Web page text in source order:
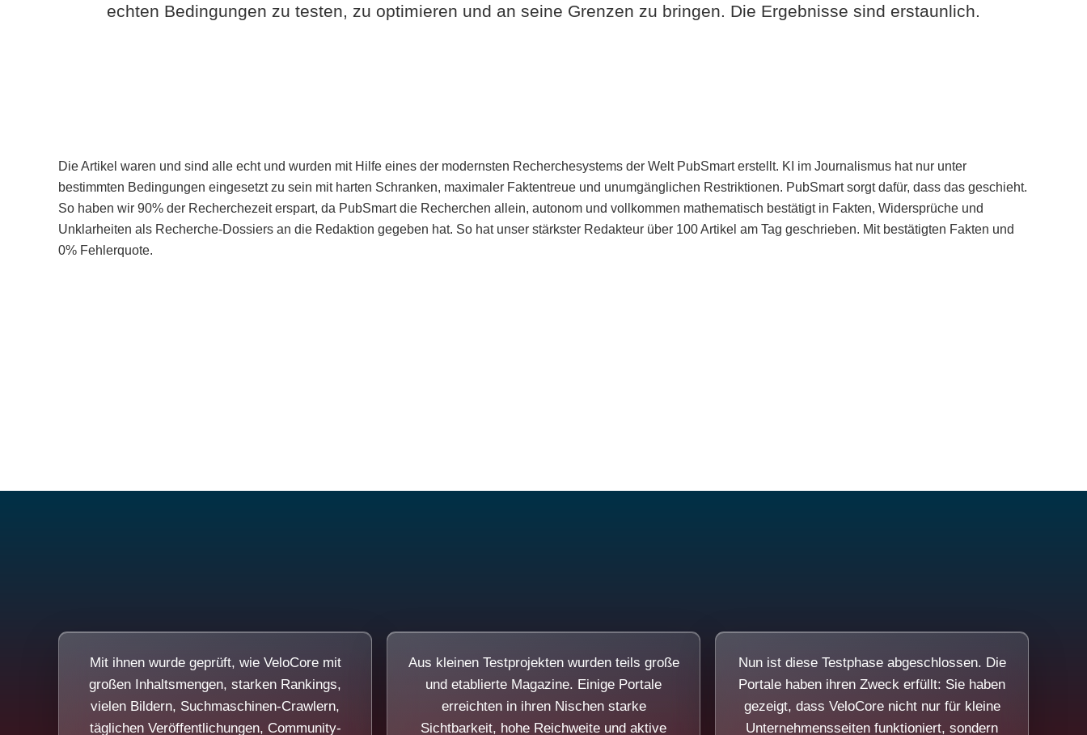
echten Bedingungen zu testen, zu optimieren und an seine Grenzen zu bringen. Die Ergebnisse sind erstaunlich.
Die Artikel waren und sind alle echt und wurden mit Hilfe eines der modernsten Recherchesystems der Welt PubSmart erstellt. KI im Journalismus hat nur unter
bestimmten Bedingungen eingesetzt zu sein mit harten Schranken, maximaler Faktentreue und unumgänglichen Restriktionen. PubSmart sorgt dafür, dass das geschieht.
So haben wir 90% der Recherchezeit erspart, da PubSmart die Recherchen allein, autonom und vollkommen mathematisch bestätigt in Fakten, Widersprüche und
Unklarheiten als Recherche-Dossiers an die Redaktion gegeben hat. So hat unser stärkster Redakteur über 100 Artikel am Tag geschrieben. Mit bestätigten Fakten und
0% Fehlerquote.
Mit ihnen wurde geprüft, wie VeloCore mit
großen Inhaltsmengen, starken Rankings,
vielen Bildern, Suchmaschinen-Crawlern,
täglichen Veröffentlichungen, Community-
Aus kleinen Testprojekten wurden teils große
und etablierte Magazine. Einige Portale
erreichten in ihren Nischen starke
Sichtbarkeit, hohe Reichweite und aktive
Nun ist diese Testphase abgeschlossen. Die
Portale haben ihren Zweck erfüllt: Sie haben
gezeigt, dass VeloCore nicht nur für kleine
Unternehmensseiten funktioniert, sondern